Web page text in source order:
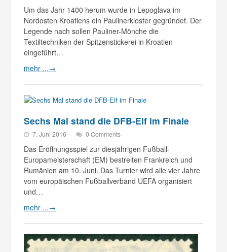
Um das Jahr 1400 herum wurde in Lepoglava im
Nordosten Kroatiens ein Paulinerkloster gegründet. Der
Legende nach sollen Pauliner-Mönche die
Textiltechniken der Spitzenstickerei in Kroatien
eingeführt…
mehr ...→
Sechs Mal stand die DFB-Elf im Finale
7. Juni 2016 0 Comments
Das Eröffnungsspiel zur diesjährigen Fußball-
Europameisterschaft (EM) bestreiten Frankreich und
Rumänien am 10. Juni. Das Turnier wird alle vier Jahre
vom europäischen Fußballverband UEFA organisiert
und…
mehr ...→